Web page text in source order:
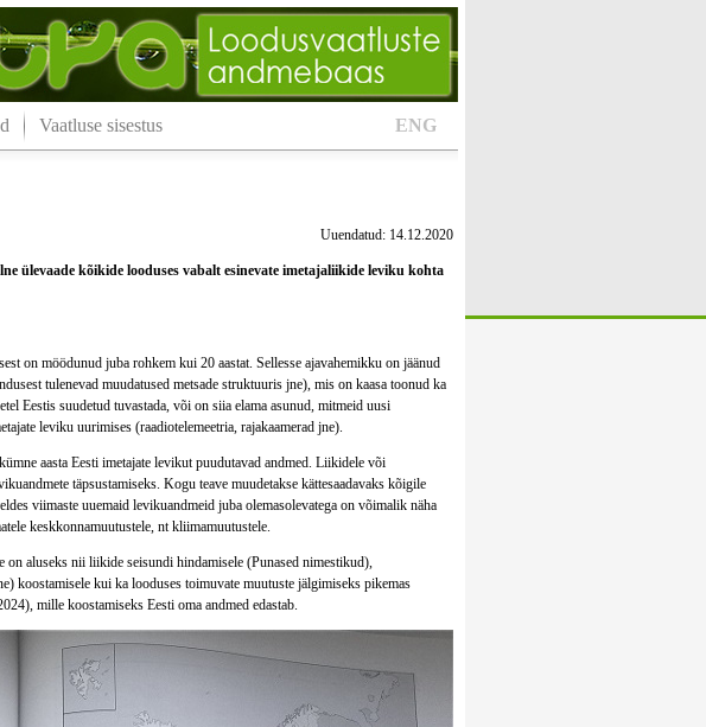
ENG
Vaatluse sisestus
Uuendatud: 14.12.2020
ülevaade kõikide looduses vabalt esinevate imetajaliikide leviku kohta
on möödunud juba rohkem kui 20 aastat. Sellesse ajavahemikku on jäänud
tulenevad muudatused metsade struktuuris jne), mis on kaasa toonud ka
Eestis suudetud tuvastada, või on siia elama asunud, mitmeid uusi
leviku uurimises (raadiotelemeetria, rajakaamerad jne).
aasta Eesti imetajate levikut puudutavad andmed. Liikidele või
täpsustamiseks. Kogu teave muudetakse kättesaadavaks kõigile
viimaste uuemaid levikuandmeid juba olemasolevatega on võimalik näha
keskkonnamuutustele, nt kliimamuutustele.
aluseks nii liikide seisundi hindamisele (Punased nimestikud),
koostamisele kui ka looduses toimuvate muutuste jälgimiseks pikemas
mille koostamiseks Eesti oma andmed edastab.